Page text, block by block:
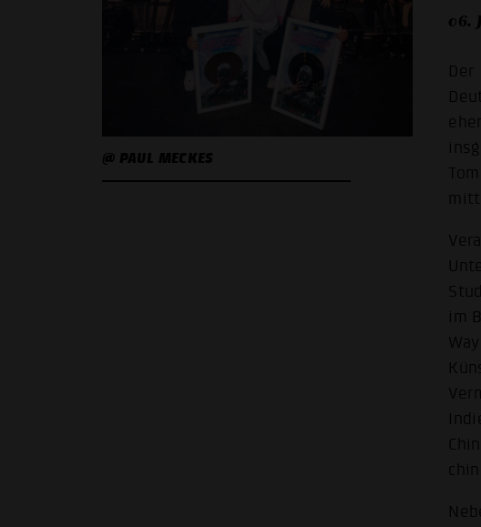
@ PAUL MECKES
06.
im